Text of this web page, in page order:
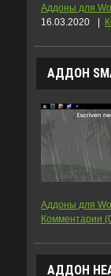
Аддоны для
16.03.2020
|
АДДОН
Аддоны для
Комментарии
АДДОН